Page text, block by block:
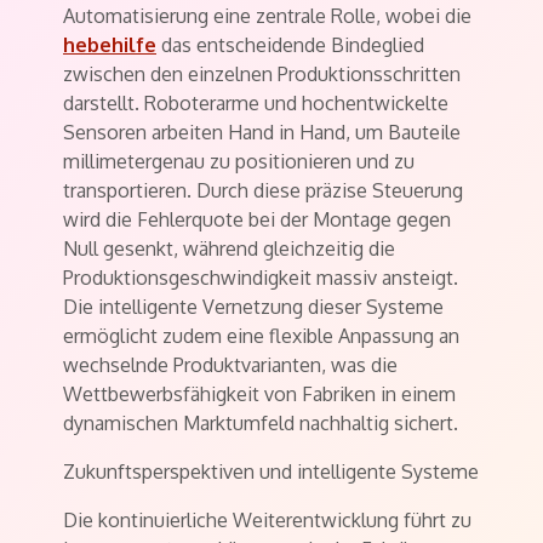
Automatisierung eine zentrale Rolle, wobei die
hebehilfe das entscheidende Bindeglied
zwischen den einzelnen Produktionsschritten
darstellt. Roboterarme und hochentwickelte
Sensoren arbeiten Hand in Hand, um Bauteile
millimetergenau zu positionieren und zu
transportieren. Durch diese präzise Steuerung
wird die Fehlerquote bei der Montage gegen
Null gesenkt, während gleichzeitig die
Produktionsgeschwindigkeit massiv ansteigt.
Die intelligente Vernetzung dieser Systeme
ermöglicht zudem eine flexible Anpassung an
wechselnde Produktvarianten, was die
Wettbewerbsfähigkeit von Fabriken in einem
dynamischen Marktumfeld nachhaltig sichert.
Zukunftsperspektiven und intelligente Systeme
Die kontinuierliche Weiterentwicklung führt zu